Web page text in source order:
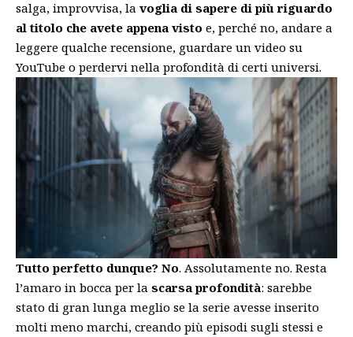
salga, improvvisa, la voglia di sapere di più riguardo
al titolo che avete appena visto e, perché no, andare a
leggere qualche recensione, guardare un video su
YouTube o perdervi nella profondità di certi universi.
Tutto perfetto dunque? No. Assolutamente no. Resta
l’amaro in bocca per la scarsa profondità: sarebbe
stato di gran lunga meglio se la serie avesse inserito
molti meno marchi, creando più episodi sugli stessi e